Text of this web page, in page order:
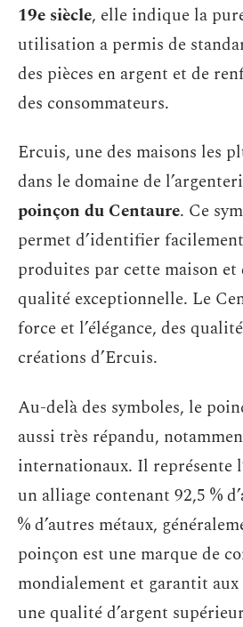
19e siècle, elle indique la
utilisation a permis de
des pièces en argent et de
des consommateurs.
Ercuis, une des maisons les
dans le domaine de
poinçon du Centaure. Ce
permet d’identifier
produites par cette maison
qualité exceptionnelle. Le
force et l’élégance, des
créations d’Ercuis.
Au-delà des symboles, le
aussi très répandu,
internationaux. Il représente
un alliage contenant 92,5 %
% d’autres métaux,
poinçon est une marque de
mondialement et garantit aux
une qualité d’argent